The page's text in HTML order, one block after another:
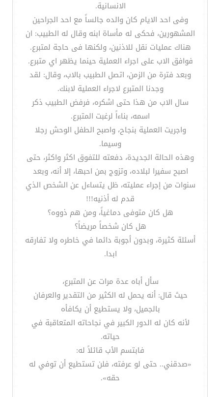
الانسانية.
وفى احد الايام كان والده جالساً مع احد الجراحين
المشهورين، فحكى له مأساة ابنه وقال له الطبيب: ان
هناك عمليات نقل للاذنين، ولكنها فى حاجة لمتبرع.
فوافق الاب على اجراء العملية حينما يظهر اي متبرع.
وبعد فترة من الزمن، اتصل الطبيب بالاب، وقال: لقد
وجدنا المتبرع لاجراء العملية لابنك.
سال الاب من هذا حتى اشكره، فرفض الطبيب ذكر
اسمه، بناءاً لرغبت المتبرع.
واجريت العملية بنجاح، واصبح الطفل الوحش رجلا
وسيما.
وهذه الحالة الجديدة، دفعته للتفوق اكثر واكثر، حتى
اصبح سفيرا لبلاده، وتزوج بمن احبها، إلا أنه، وبعد
سنوات من إجراء عمليته، ظل يتساءل عن الشخص الذي
قدم له أذنيه!!!
هل كان متوفى دماغياً، ومن هم ذووه؟
هل كان شخصاً مريضاً؟
أسئلة كثيرة، وبدون أجوبة دائما في خاطره ولا تفارقه
ابدا.
سأل أباه عدة مرات عن المتبرع،
حيث قال: أنه يحمل له الكثير من التقدير والعرفان
بالجميل، ولا يستطيع أن يكافأه
لأنه كان له الدور الكبير في نجاحاته المتعاقبة في
حياته.
فابتسم الأب قائلاً له:
«صدقني.. حتى لو عرفته، فلن تستطيع أن توفي له
حقه».